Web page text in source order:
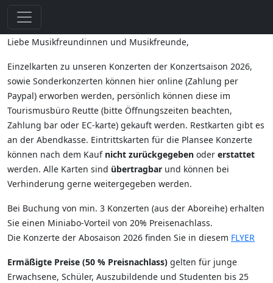
Liebe Musikfreundinnen und Musikfreunde,
Einzelkarten zu unseren Konzerten der Konzertsaison 2026,
sowie Sonderkonzerten können hier online (Zahlung per
Paypal) erworben werden, persönlich können diese im
Tourismusbüro Reutte (bitte Öffnungszeiten beachten,
Zahlung bar oder EC-karte) gekauft werden. Restkarten gibt es
an der Abendkasse. Eintrittskarten für die Plansee Konzerte
können nach dem Kauf nicht zurückgegeben oder erstattet
werden. Alle Karten sind übertragbar und können bei
Verhinderung gerne weitergegeben werden.
Bei Buchung von min. 3 Konzerten (aus der Aboreihe) erhalten
Sie einen Miniabo-Vorteil von 20% Preisenachlass.
Die Konzerte der Abosaison 2026 finden Sie in diesem FLYER
Ermäßigte Preise (50 % Preisnachlass) gelten für junge
Erwachsene, Schüler, Auszubildende und Studenten bis 25